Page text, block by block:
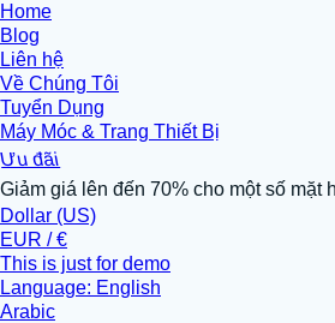
Home
Blog
Liên hệ
Về Chúng Tôi
Tuyển Dụng
Máy Móc & Trang Thiết Bị
đãi
Giảm giá lên đến 70% cho một số mặt
Dollar (US)
EUR / €
This is just for demo
Language: English
Arabic